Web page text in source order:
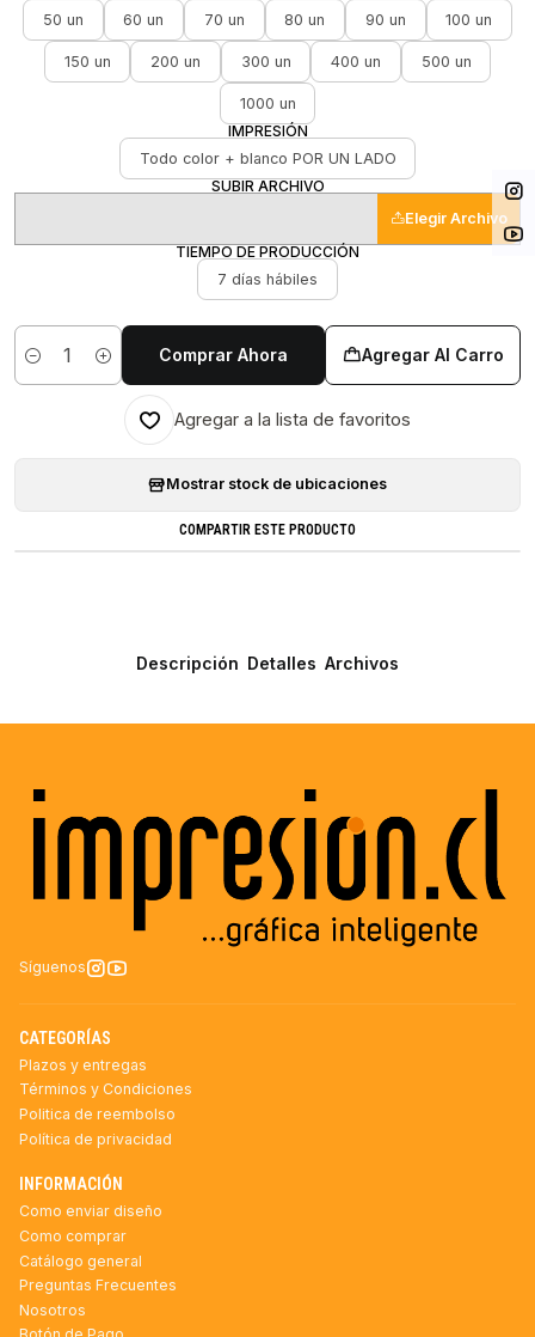
50 un 60 un 70 un 80 un 90 un 100 un
150 un 200 un 300 un 400 un 500 un
1000 un
IMPRESIÓN
Todo color + blanco POR UN LADO
SUBIR ARCHIVO
Elegir Archivo
TIEMPO DE PRODUCCIÓN
7 días hábiles
Cantidad
Agregar Al Carro
Comprar Ahora
Agregar a la lista de favoritos
Mostrar stock de ubicaciones
COMPARTIR ESTE PRODUCTO
Descripción Detalles Archivos
Síguenos
CATEGORÍAS
Plazos y entregas
Términos y Condiciones
Politica de reembolso
Política de privacidad
INFORMACIÓN
Como enviar diseño
Como comprar
Catálogo general
Preguntas Frecuentes
Nosotros